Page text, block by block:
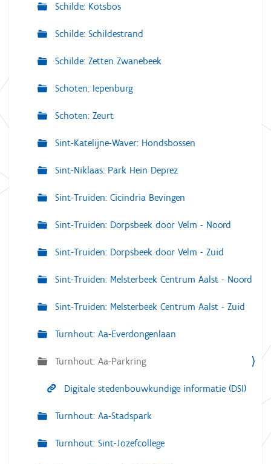
Schilde: Kotsbos
Schilde: Schildestrand
Schilde: Zetten Zwanebeek
Schoten: Iepenburg
Schoten: Zeurt
Sint-Katelijne-Waver: Hondsbossen
Sint-Niklaas: Park Hein Deprez
Sint-Truiden: Cicindria Bevingen
Sint-Truiden: Dorpsbeek door Velm - Noord
Sint-Truiden: Dorpsbeek door Velm - Zuid
Sint-Truiden: Melsterbeek Centrum Aalst - Noord
Sint-Truiden: Melsterbeek Centrum Aalst - Zuid
Turnhout: Aa-Everdongenlaan
Turnhout: Aa-Parkring
Digitale stedenbouwkundige informatie (DSI)
Turnhout: Aa-Stadspark
Turnhout: Sint-Jozefcollege